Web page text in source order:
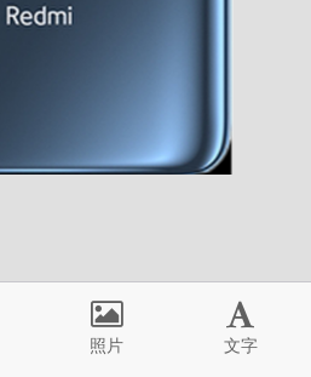
照片 文字